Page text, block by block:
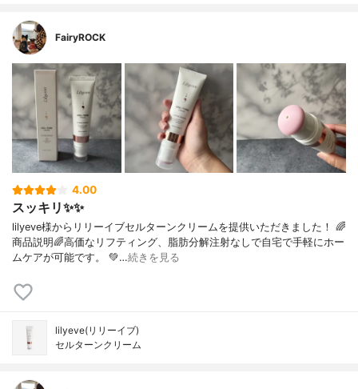
FairyROCK
4.00
スッキリ✨✨
lilyeve様からリリーイブセルターンクリームを提供いただきました！ 🌈
商品説明🌈高価なリフティング、脂肪分解注射なしで自宅で手軽にホー
ムケアが可能です。 💚…続きを見る
lilyeve(リリーイブ)
セルターンクリーム